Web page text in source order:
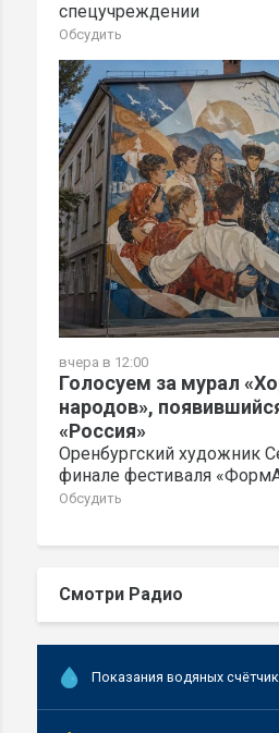
спецучреждении
Обсудить
вчера в 12:00
Голосуем за мурал
народов»,
«Россия»
Оренбургский художник
финале фестиваля
Обсудить
Смотри Радио
Показания водяных